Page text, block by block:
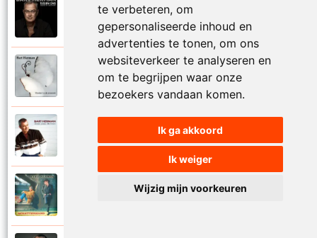
te verbeteren, om
gepersonaliseerde inhoud en
advertenties te tonen, om ons
websiteverkeer te analyseren en
om te begrijpen waar onze
bezoekers vandaan komen.
Ik ga akkoord
Ik weiger
Wijzig mijn voorkeuren
Bart Herman
Victoria
Bart Herman
Vlinder in de sneeuw
Vlinders passie stille tranen